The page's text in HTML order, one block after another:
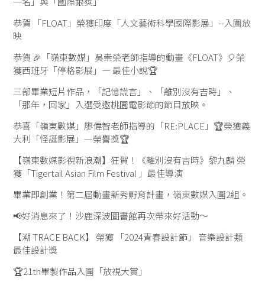
恭賀 「FLOAT」榮獲印度「人文藝術科學國際影展」--入圍放
映
恭賀 🎉「嶺東數媒」吳崇榮老師指導的動畫《FLOAT》🎈榮
獲西班牙「停格影展」— 最佳小說🏆
三部畢業短片作品，「記憶謊言」、「離別沒有吉時」、
「那年，回家」入選受邀桃園電影節的節目放映。
恭喜「嶺東數媒」廖偉智老師指導的「RE:PLACE」🏆榮獲義
大利「怪誕影展」—榮譽獎🏆
【嶺東數媒影視新浪潮】狂賀！《離別沒有吉時》黎九麟 榮
獲「Tigertail Asian Film Festival 」最佳導演
畢業即創業！第二屆動畫新秀孵育計畫，嶺東數媒入圍2組。
📢好消息來了！沙鹿深波圖書館再次帶來好活動～
【溯 TRACE BACK】 榮獲 「2024青春設計節」 音樂設計類
最佳設計獎
🏆21th畢製作品入圍「放視大賞」